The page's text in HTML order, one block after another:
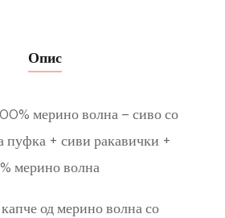
Опис
мерино волна – сиво со
+ сиви ракавички +
мерино волна
од мерино волна со